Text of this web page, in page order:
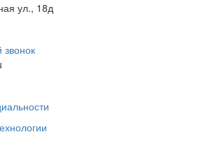
ул., 18д
звонок